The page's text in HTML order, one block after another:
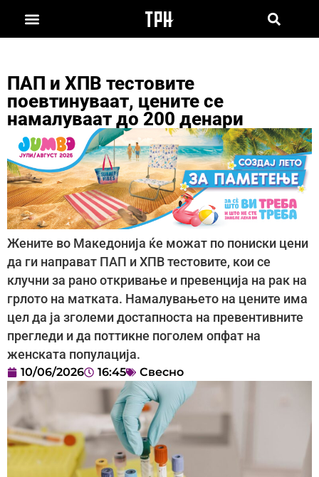
ПАП и ХПВ тестовите
поевтинуваат, цените се
намалуваат до 200 денари
Жените во Македонија ќе можат по пониски цени
да ги направат ПАП и ХПВ тестовите, кои се
клучни за рано откривање и превенција на рак на
грлото на матката. Намалувањето на цените има
цел да ја зголеми достапноста на превентивните
прегледи и да поттикне поголем опфат на
женската популација.
10/06/2026 16:45 Свесно